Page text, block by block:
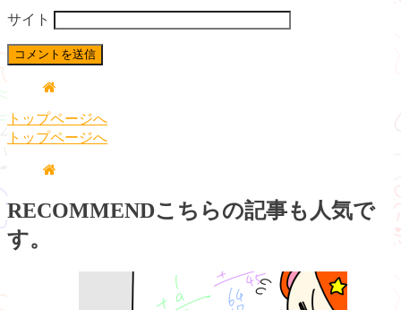
サイト
トップページへ
トップページへ
RECOMMENDこちらの記事も人気で
す。